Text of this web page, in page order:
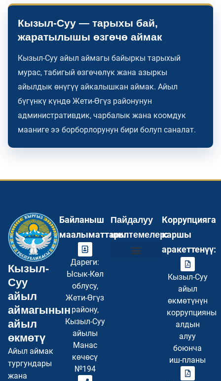
Кызыл-Суу — тарыхы бай,
жаратылышы өзгөчө аймак
Кызыл-Суу айыл аймагы байыркы тарыхый
мурас, табигый өзгөчөлүк жана азыркы
айылдык өнүгүү айкалышкан аймак. Айыл
бүгүнкү күндө Жети-Өгүз районунун
административдик, чарбалык жана коомдук
мааниге ээ борборлорунун бири болуп саналат.
Кызыл-
Суу
айыл
аймагынын
айыл
өкмөтү
Айыл аймак
тургундары
жана
Байланыш
маалыматтары:
Дареги:
Ысык-Көл
облусу,
Жети-Өгүз
району,
Кызыл-Суу
айылы
Манас
көчөсү
№194
Пайдалуу
шилтемелер:
Коррупцияга
каршы
аракеттенүү:
Кызыл-Суу
айыл
өкмөтүнүн
коррупцияны
алдын
алуу
боюнча
иш-планы